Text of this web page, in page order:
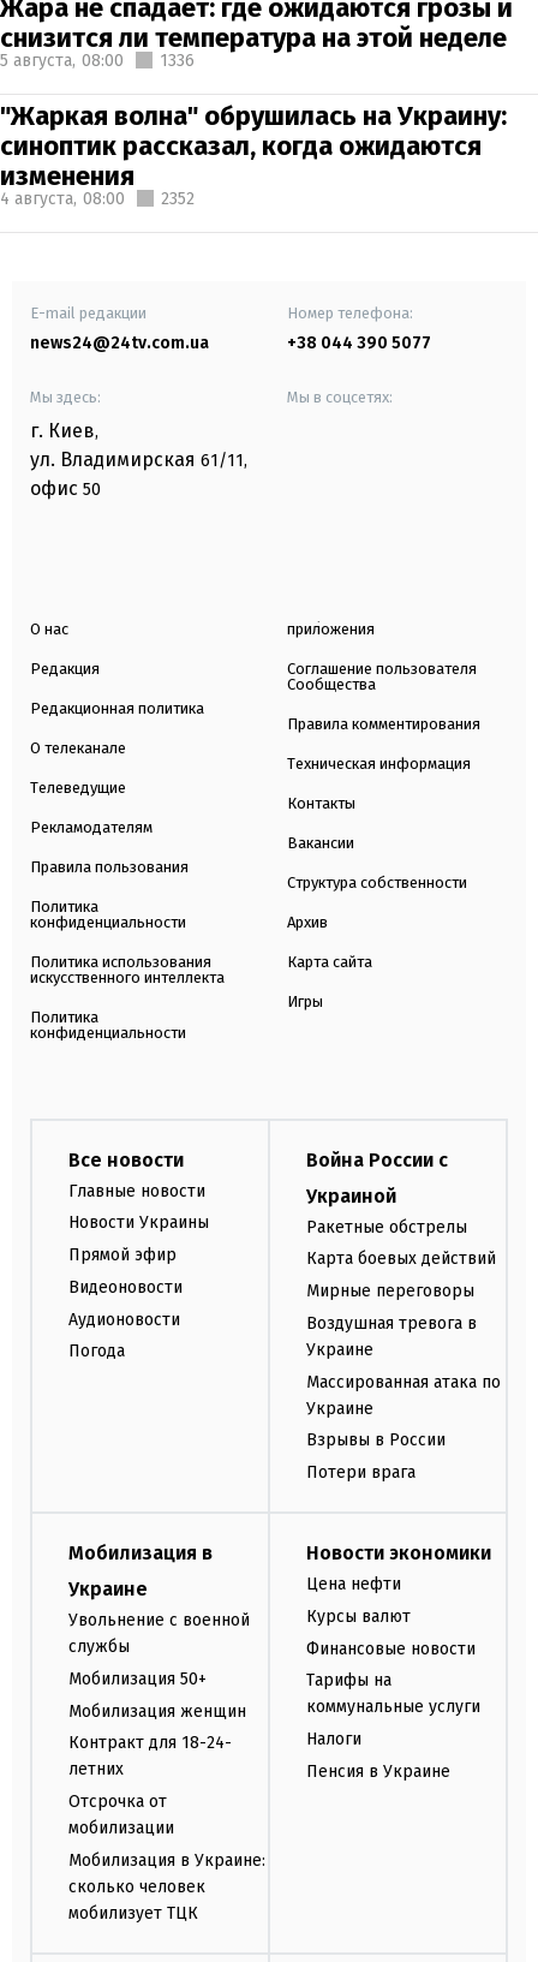
Жара не спадает: где ожидаются грозы и
снизится ли температура на этой неделе
5 августа, 08:00 1336
"Жаркая волна" обрушилась на Украину:
синоптик рассказал, когда ожидаются
изменения
4 августа, 08:00 2352
E-mail редакции
news24@24tv.com.ua
Номер телефона:
+38 044 390 5077
Мы здесь:
г. Киев,
ул. Владимирская 61/11,
офис 50
Мы в соцсетях:
О нас
Редакция
Редакционная политика
О телеканале
Телеведущие
Рекламодателям
Правила пользования
Политика
конфиденциальности
Политика использования
искусственного интеллекта
Политика
конфиденциальности
приложения
Соглашение пользователя
Сообщества
Правила комментирования
Техническая информация
Контакты
Вакансии
Структура собственности
Архив
Карта сайта
Игры
Все новости
Главные новости
Новости Украины
Прямой эфир
Видеоновости
Аудионовости
Погода
Война России с
Украиной
Ракетные обстрелы
Карта боевых действий
Мирные переговоры
Воздушная тревога в
Украине
Массированная атака по
Украине
Взрывы в России
Потери врага
Мобилизация в
Украине
Увольнение с военной
службы
Мобилизация 50+
Мобилизация женщин
Контракт для 18-24-
летних
Отсрочка от
мобилизации
Мобилизация в Украине:
сколько человек
мобилизует ТЦК
Новости экономики
Цена нефти
Курсы валют
Финансовые новости
Тарифы на
коммунальные услуги
Налоги
Пенсия в Украине